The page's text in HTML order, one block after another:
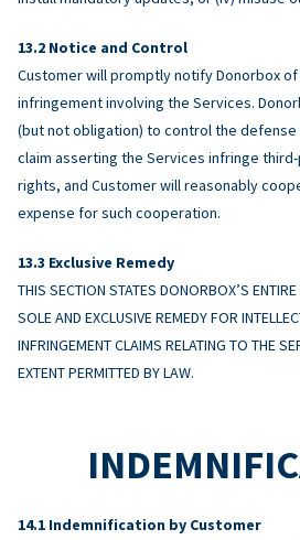
Notice and Control
Customer will promptly notify Donorbox
infringement involving the Services.
(but not obligation) to control the
claim asserting the Services infringe
rights, and Customer will reasonably
expense for such cooperation.
Exclusive Remedy
THIS SECTION STATES DONORBOX’S
SOLE AND EXCLUSIVE REMEDY FOR
INFRINGEMENT CLAIMS RELATING TO THE
EXTENT PERMITTED BY LAW.
Indemnification by Customer